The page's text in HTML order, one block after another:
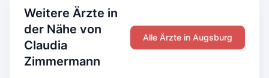
Weitere Ärzte in
der Nähe von
Claudia
Zimmermann
Alle Ärzte in Augsburg